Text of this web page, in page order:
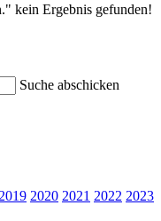
kein Ergebnis gefunden!
Suche abschicken
2019 2020 2021 2022 2023